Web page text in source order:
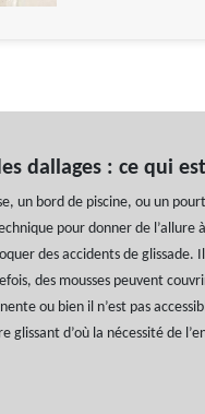
dallages : ce qui
un bord de piscine, ou un
pour donner de l’allure
des accidents de
des mousses peuvent
ou bien il n’est pas
glissant d’où la nécessité de